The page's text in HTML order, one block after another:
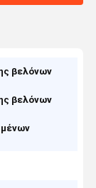
βελόνων
βελόνων